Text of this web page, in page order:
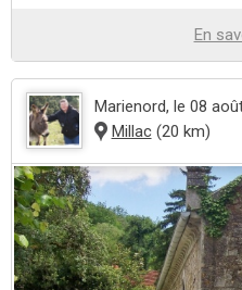
En
Marienord, le 08
Millac(20 km)